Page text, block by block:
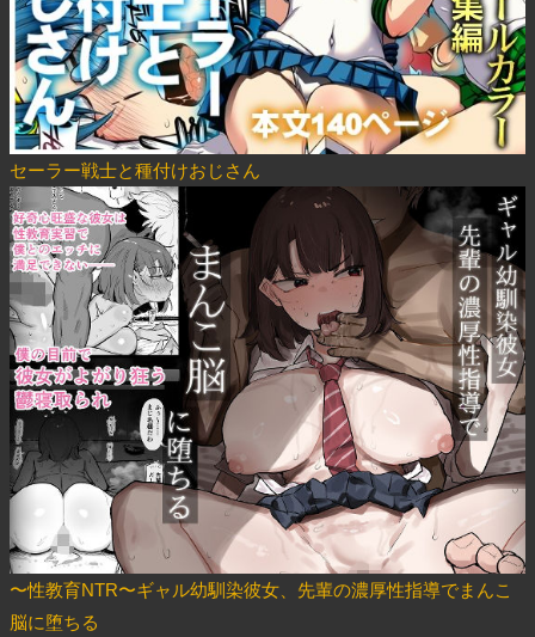
セーラー戦士と種付けおじさん
〜性教育NTR〜ギャル幼馴染彼女、先輩の濃厚性指導でまんこ
脳に堕ちる